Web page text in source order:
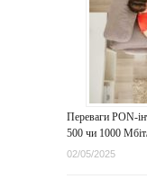
Переваги PON-
500 чи 1000
02/05/2025